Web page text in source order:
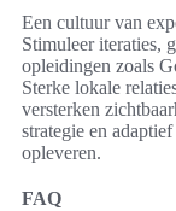
Een cultuur van
Stimuleer iteraties,
opleidingen zoals
Sterke lokale
versterken
strategie en
opleveren.
FAQ